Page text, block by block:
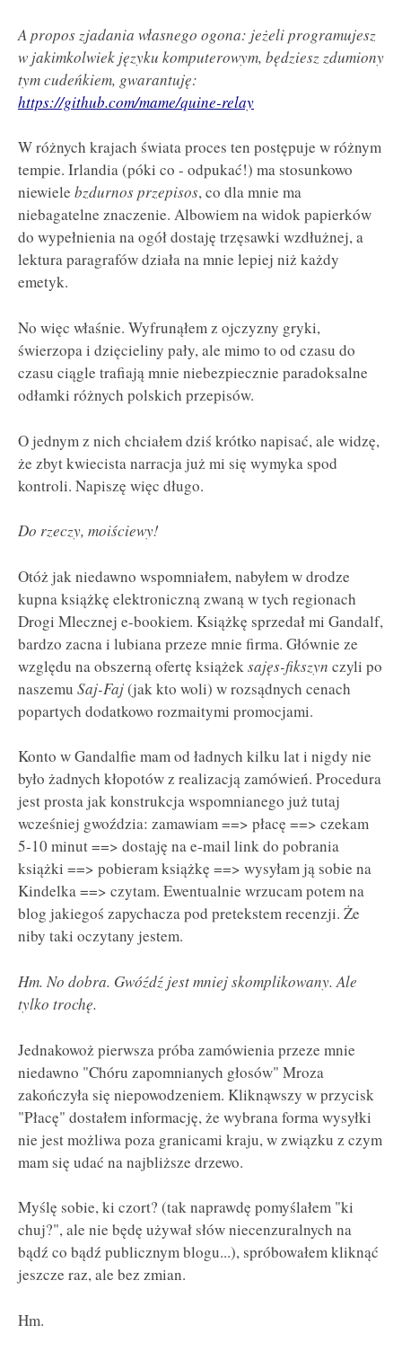
A propos zjadania własnego ogona: jeżeli programujesz
w jakimkolwiek języku komputerowym, będziesz zdumiony
tym cudeńkiem, gwarantuję:
https://github.com/mame/quine-relay
W różnych krajach świata proces ten postępuje w różnym
tempie. Irlandia (póki co - odpukać!) ma stosunkowo
niewiele bzdurnos przepisos, co dla mnie ma
niebagatelne znaczenie. Albowiem na widok papierków
do wypełnienia na ogół dostaję trzęsawki wzdłużnej, a
lektura paragrafów działa na mnie lepiej niż każdy
emetyk.
No więc właśnie. Wyfrunąłem z ojczyzny gryki,
świerzopa i dzięcieliny pały, ale mimo to od czasu do
czasu ciągle trafiają mnie niebezpiecznie paradoksalne
odłamki różnych polskich przepisów.
O jednym z nich chciałem dziś krótko napisać, ale widzę,
że zbyt kwiecista narracja już mi się wymyka spod
kontroli. Napiszę więc długo.
Do rzeczy, moiściewy!
Otóż jak niedawno wspomniałem, nabyłem w drodze
kupna książkę elektroniczną zwaną w tych regionach
Drogi Mlecznej e-bookiem. Książkę sprzedał mi Gandalf,
bardzo zacna i lubiana przeze mnie firma. Głównie ze
względu na obszerną ofertę książeksajęs-fikszyn czyli po
naszemu Saj-Faj(jak kto woli) w rozsądnych cenach
popartych dodatkowo rozmaitymi promocjami.
Konto w Gandalfie mam od ładnych kilku lat i nigdy nie
było żadnych kłopotów z realizacją zamówień. Procedura
jest prosta jak konstrukcja wspomnianego już tutaj
wcześniej gwoździa: zamawiam ==> płacę ==> czekam
5-10 minut ==> dostaję na e-mail link do pobrania
książki ==> pobieram książkę ==> wysyłam ją sobie na
Kindelka ==> czytam. Ewentualnie wrzucam potem na
blog jakiegoś zapychacza pod pretekstem recenzji. Że
niby taki oczytany jestem.
Hm. No dobra. Gwóźdź jest mniej skomplikowany. Ale
tylko trochę.
Jednakowoż pierwsza próba zamówienia przeze mnie
niedawno "Chóru zapomnianych głosów" Mroza
zakończyła się niepowodzeniem. Kliknąwszy w przycisk
"Płacę" dostałem informację, że wybrana forma wysyłki
nie jest możliwa poza granicami kraju, w związku z czym
mam się udać na najbliższe drzewo.
Myślę sobie, ki czort? (tak naprawdę pomyślałem "ki
chuj?", ale nie będę używał słów niecenzuralnych na
bądź co bądź publicznym blogu...), spróbowałem kliknąć
jeszcze raz, ale bez zmian.
Hm.